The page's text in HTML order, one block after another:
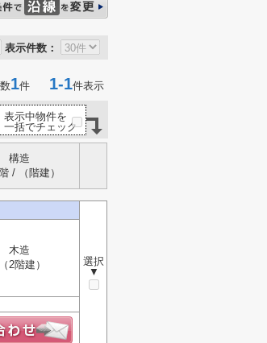
表示件数：
1件 1-1件表示
表示中物件を
一括でチェック
構造
/ （階建）
選択
▼
木造
2階建）